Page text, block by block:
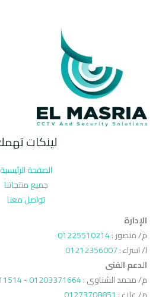
لينكات
الصفحة الرئيسية
جميع منتجاتنا
تواصل معنا
الإدارة
م/ منصور :01225510214
ا/ اسراء :01212356007
الدعم الفنى
م/ محمد الشناوي :01203371664
-